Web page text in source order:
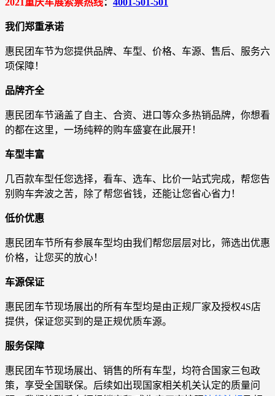
2021重庆车展索票热线： 4001-501-501
我们郑重承诺
惠民团车节为您提供品牌、车型、价格、车源、售后、服务六
项保障！
品牌齐全
惠民团车节涵盖了自主、合资、进口等众多热销品牌，你想看
的都在这里，一场纯粹的购车盛宴在此展开！
车型丰富
几百款车型任您选择，看车、选车、比价一站式完成，帮您告
别购车奔波之苦，除了帮您省钱，还能让您省心省力！
低价优惠
惠民团车节所有参展车型均由我们帮您层层对比，筛选出优惠
价格，让您买的放心！
车源保证
惠民团车节现场展出的所有车型均是由正规厂家及授权4S店
提供，保证您买到的是正规优质车源。
服务保障
惠民团车节现场展出、销售的所有车型，均符合国家三包政
策，享受全国联保。后续如出现国家相关机关认定的质量问